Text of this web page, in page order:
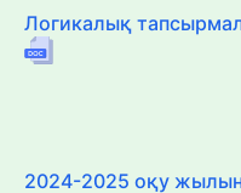
Логикалық
2024-2025 оқу